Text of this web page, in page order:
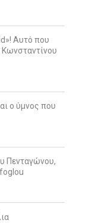
Αυτό που
Κωνσταντίνου
ο ύμνος που
Πενταγώνου,